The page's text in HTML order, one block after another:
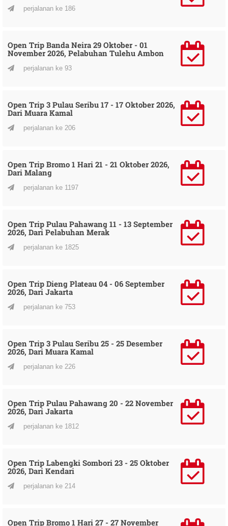
perjalanan ke 186
Open Trip Banda Neira 29 Oktober - 01
November 2026, Pelabuhan Tulehu Ambon
perjalanan ke 93
Open Trip 3 Pulau Seribu 17 - 17 Oktober 2026,
Dari Muara Kamal
perjalanan ke 206
Open Trip Bromo 1 Hari 21 - 21 Oktober 2026,
Dari Malang
perjalanan ke 1197
Open Trip Pulau Pahawang 11 - 13 September
2026, Dari Pelabuhan Merak
perjalanan ke 1825
Open Trip Dieng Plateau 04 - 06 September
2026, Dari Jakarta
perjalanan ke 753
Open Trip 3 Pulau Seribu 25 - 25 Desember
2026, Dari Muara Kamal
perjalanan ke 226
Open Trip Pulau Pahawang 20 - 22 November
2026, Dari Jakarta
perjalanan ke 1812
Open Trip Labengki Sombori 23 - 25 Oktober
2026, Dari Kendari
perjalanan ke 214
Open Trip Bromo 1 Hari 27 - 27 November